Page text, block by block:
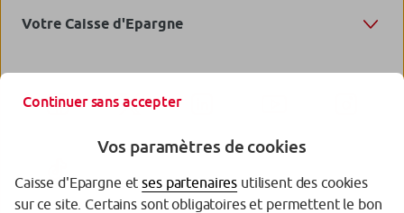
Votre Caisse d'Epargne
Continuer sans accepter
Vos paramètres de cookies
Caisse d'Epargne etses partenaires utilisent des cookies
sur ce site. Certains sont obligatoires et permettent le bon